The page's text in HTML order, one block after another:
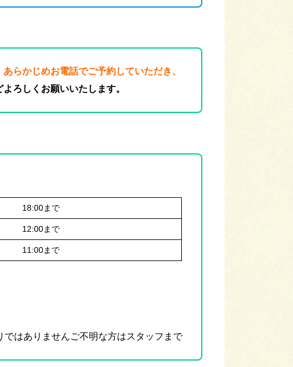
らかじめお電話でご予約していただき、
ろしくお願いいたします。
18:00まで
12:00まで
11:00まで
はありませんご不明な方はスタッフまで